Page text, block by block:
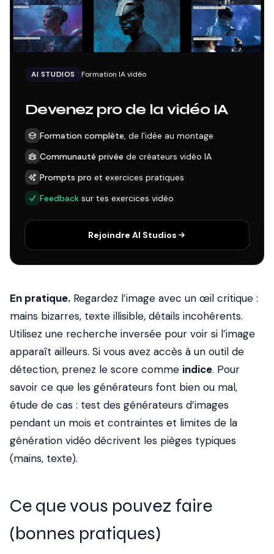
AI STUDIOS Formation IA vidéo
Devenez pro de la vidéo IA
Formation complète, de l'idée au montage
Communauté privée de créateurs vidéo IA
Prompts pro et exercices pratiques
Feedback sur tes exercices vidéo
Rejoindre AI Studios
En pratique. Regardez l’image avec un œil critique :
mains bizarres, texte illisible, détails incohérents.
Utilisez une recherche inversée pour voir si l’image
apparaît ailleurs. Si vous avez accès à un outil de
détection, prenez le score comme indice. Pour
savoir ce que les générateurs font bien ou mal,
étude de cas : test des générateurs d’images
pendant un mois et contraintes et limites de la
génération vidéo décrivent les pièges typiques
(mains, texte).
Ce que vous pouvez faire
(bonnes pratiques)